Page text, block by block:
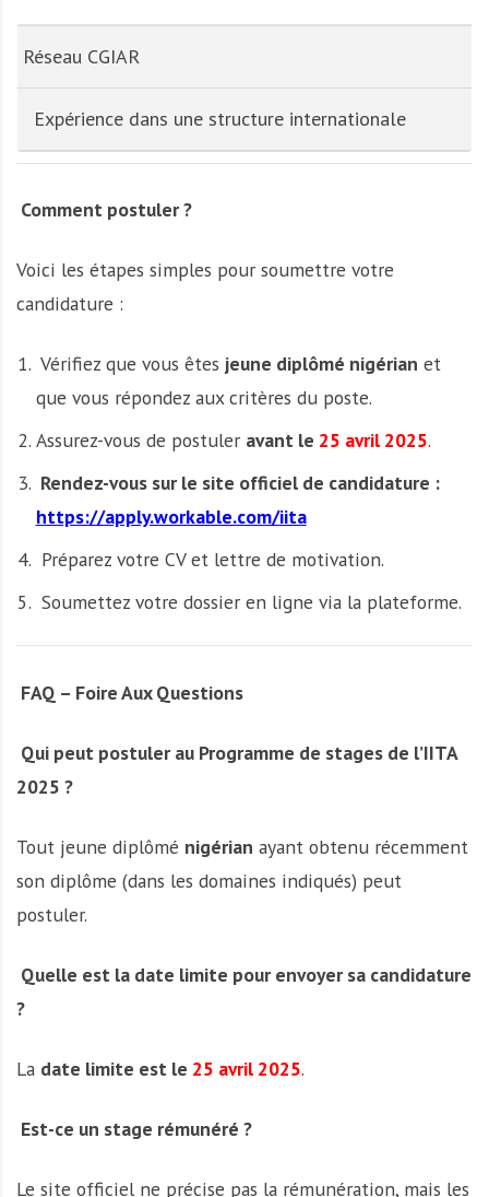
Réseau CGIAR
Expérience dans une structure internationale
Comment postuler ?
Voici les étapes simples pour soumettre votre
candidature :
Vérifiez que vous êtes jeune diplômé nigérian et
que vous répondez aux critères du poste.
Assurez-vous de postuler avant le 25 avril 2025.
Rendez-vous sur le site officiel de candidature :
https://apply.workable.com/iita
Préparez votre CV et lettre de motivation.
Soumettez votre dossier en ligne via la plateforme.
FAQ – Foire Aux Questions
Qui peut postuler au Programme de stages de l’IITA
2025 ?
Tout jeune diplômé nigérian ayant obtenu récemment
son diplôme (dans les domaines indiqués) peut
postuler.
Quelle est la date limite pour envoyer sa candidature
?
La date limite est le 25 avril 2025.
Est-ce un stage rémunéré ?
Le site officiel ne précise pas la rémunération, mais les